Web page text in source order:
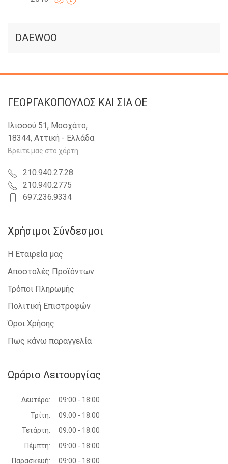
DAEWOO
ΓΕΩΡΓΑΚΟΠΟΥΛΟΣ KAI ΣΙΑ OE
Ιλισσού 51, Μοσχάτο,
18344, Αττική - Ελλάδα
Βρείτε μας στο χάρτη
210.940.27.28
210.940.2775
697.236.9334
Χρήσιμοι Σύνδεσμοι
Η Εταιρεία μας
Αποστολές Προϊόντων
Τρόποι Πληρωμής
Πολιτική Επιστροφών
Όροι Χρήσης
Πως κάνω παραγγελία
Ωράριο Λειτουργίας
Δευτέρα:
09:00 - 18:00
Τρίτη:
09:00 - 18:00
Τετάρτη:
09:00 - 18:00
Πέμπτη:
09:00 - 18:00
Παρασκευή:
09:00 - 18:00